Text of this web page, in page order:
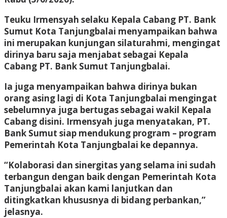
Teuku Irmensyah selaku Kepala Cabang PT. Bank
Sumut Kota Tanjungbalai menyampaikan bahwa
ini merupakan kunjungan silaturahmi, mengingat
dirinya baru saja menjabat sebagai Kepala
Cabang PT. Bank Sumut Tanjungbalai.
Ia juga menyampaikan bahwa dirinya bukan
orang asing lagi di Kota Tanjungbalai mengingat
sebelumnya juga bertugas sebagai wakil Kepala
Cabang disini. Irmensyah juga menyatakan, PT.
Bank Sumut siap mendukung program – program
Pemerintah Kota Tanjungbalai ke depannya.
“Kolaborasi dan sinergitas yang selama ini sudah
terbangun dengan baik dengan Pemerintah Kota
Tanjungbalai akan kami lanjutkan dan
ditingkatkan khususnya di bidang perbankan,”
jelasnya.